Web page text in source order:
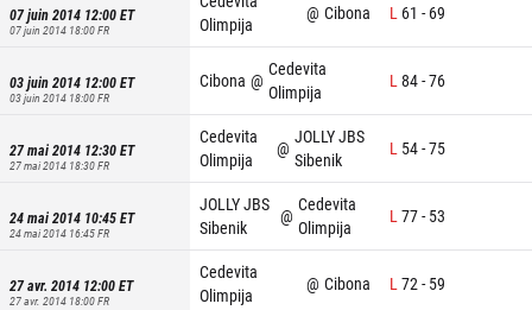
07 juin 2014 12:00ET
07 juin 2014 18:00FR
Olimpija
@ Cibona L 61 - 69
03 juin 2014 12:00ET
03 juin 2014 18:00FR
Cibona @
Cedevita
Olimpija
L84-76
27 mai 2014 12:30ET
27 mai 2014 18:30FR
Cedevita
Olimpija
@
JOLLY JBS
Sibenik
L 54-75
24 mai 2014 10:45ET
24 mai 2014 16:45FR
JOLLY JBS
Sibenik
@
Cedevita
Olimpija
L77- 53
27 avr. 2014 12:00ET
27 avr. 2014 18:00FR
Cedevita
Olimpija
@ Cibona L72- 59